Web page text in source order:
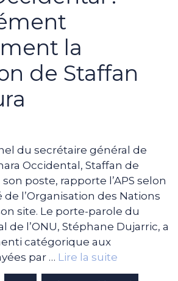
la
de Staffan
du secrétaire général de
Occidental, Staffan de
poste, rapporte l’APS selon
l’Organisation des Nations
site. Le porte-parole du
de l’ONU, Stéphane Dujarric, a
catégorique aux
par … Lire la suite